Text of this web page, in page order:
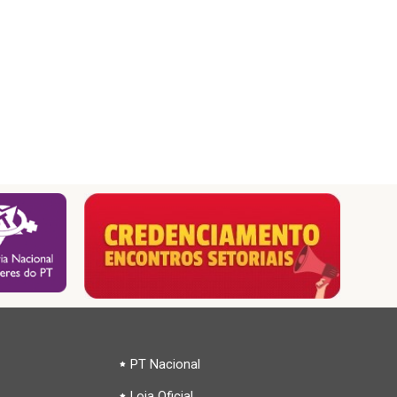
PT Nacional